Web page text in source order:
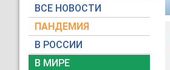
ВСЕ НОВОСТИ
ПАНДЕМИЯ
В РОССИИ
В МИРЕ